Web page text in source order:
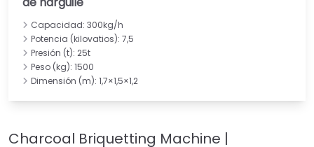
Capacidad: 300kg/h
Potencia (kilovatios): 7,5
Presión (t): 25t
Peso (kg): 1500
Dimensión (m): 1,7×1,5×1,2